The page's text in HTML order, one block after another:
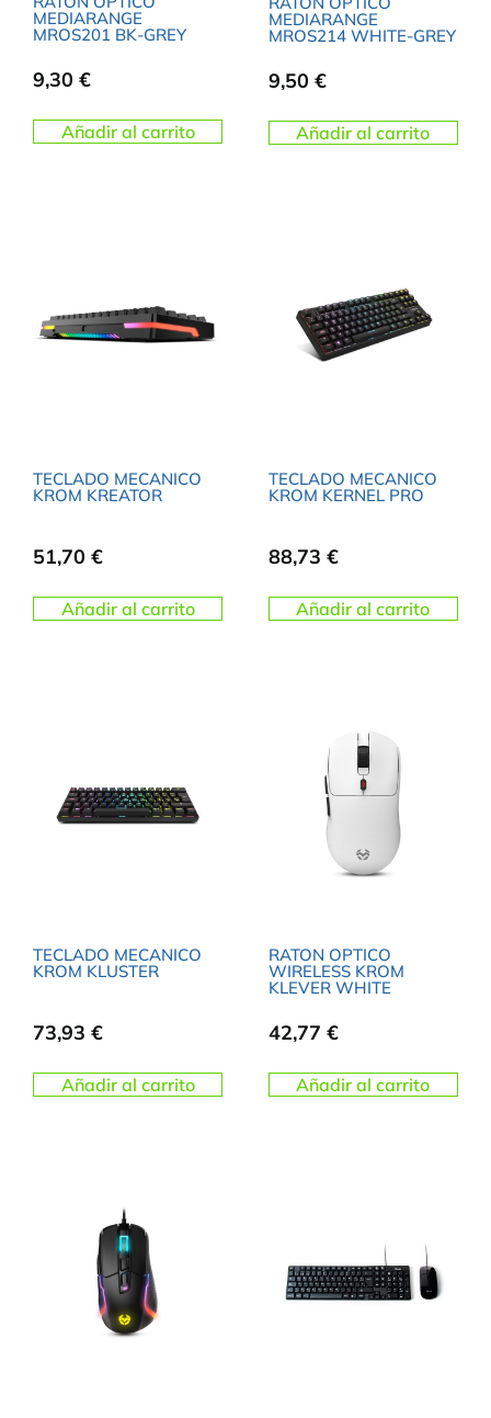
MEDIARANGE
MROS201 BK-GREY
9,30€
Añadir al carrito
MEDIARANGE
MROS214 WHITE-GREY
9,50 €
Añadir al carrito
TECLADO MECANICO
KROM KREATOR
51,70€
Añadir al carrito
TECLADO MECANICO
KROM KERNEL PRO
88,73 €
Añadir al carrito
TECLADO MECANICO
KROM KLUSTER
73,93€
Añadir al carrito
RATON OPTICO
WIRELESS KROM
KLEVER WHITE
42,77 €
Añadir al carrito